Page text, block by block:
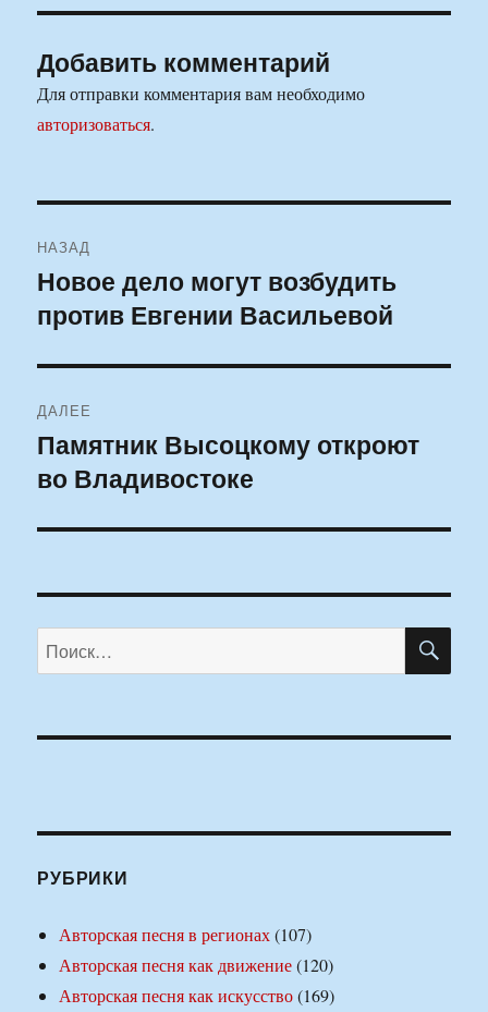
Добавить комментарий
Для отправки комментария вам необходимо
авторизоваться.
по
записям
НАЗАД
Предыдущая
запись:
Новое дело могут возбудить
против Евгении Васильевой
ДАЛЕЕ
Следующая
запись:
Памятник Высоцкому откроют
во Владивостоке
Искать:
РУБРИКИ
Авторская песня в регионах(107)
Авторская песня как движение(120)
Авторская песня как искусство(169)